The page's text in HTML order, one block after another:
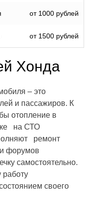
от 1000 рублей
от 1500 рублей
Хонда
– это
и пассажиров. К
отопление в
на СТО
ремонт
форумов
самостоятельно.
работу
своего